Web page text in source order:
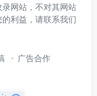
网站，不对其网站
利益，请联系我们
广告合作